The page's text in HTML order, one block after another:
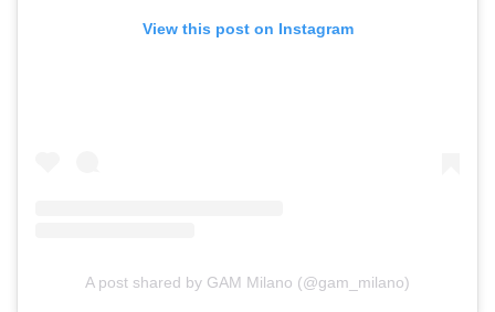
View this post on Instagram
A post shared by GAM Milano (@gam_milano)